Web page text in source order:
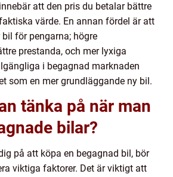
att den pris du betalar bättre
värde. En annan fördel är att
för pengarna; högre
prestanda, och mer lyxiga
i begagnad marknaden
som en mer grundläggande ny bil.
tänka på när man
bilar?
på att köpa en begagnad bil, bör
viktiga faktorer. Det är viktigt att